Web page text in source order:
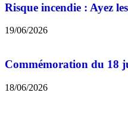
Risque incendie : Ayez
19/06/2026
Commémoration du 18
18/06/2026